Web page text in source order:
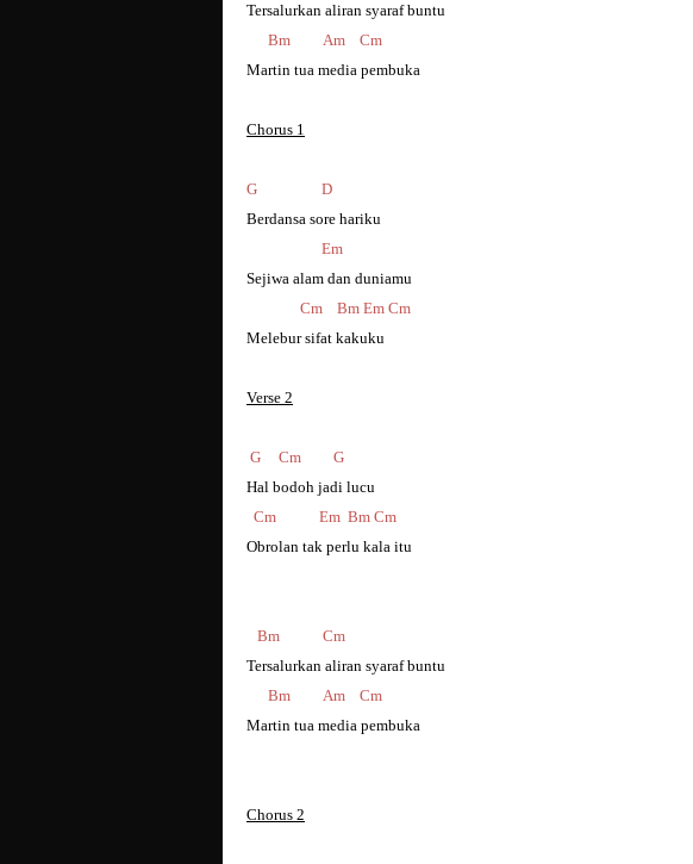
Tersalurkan aliran syaraf buntu
Bm Am Cm
Martin tua media pembuka
Chorus 1
G D
Berdansa sore hariku
Em
Sejiwa alam dan duniamu
Cm Bm Em Cm
Melebur sifat kakuku
Verse 2
G Cm G
Hal bodoh jadi lucu
Cm Em Bm Cm
Obrolan tak perlu kala itu
Bm Cm
Tersalurkan aliran syaraf buntu
Bm Am Cm
Martin tua media pembuka
Chorus 2